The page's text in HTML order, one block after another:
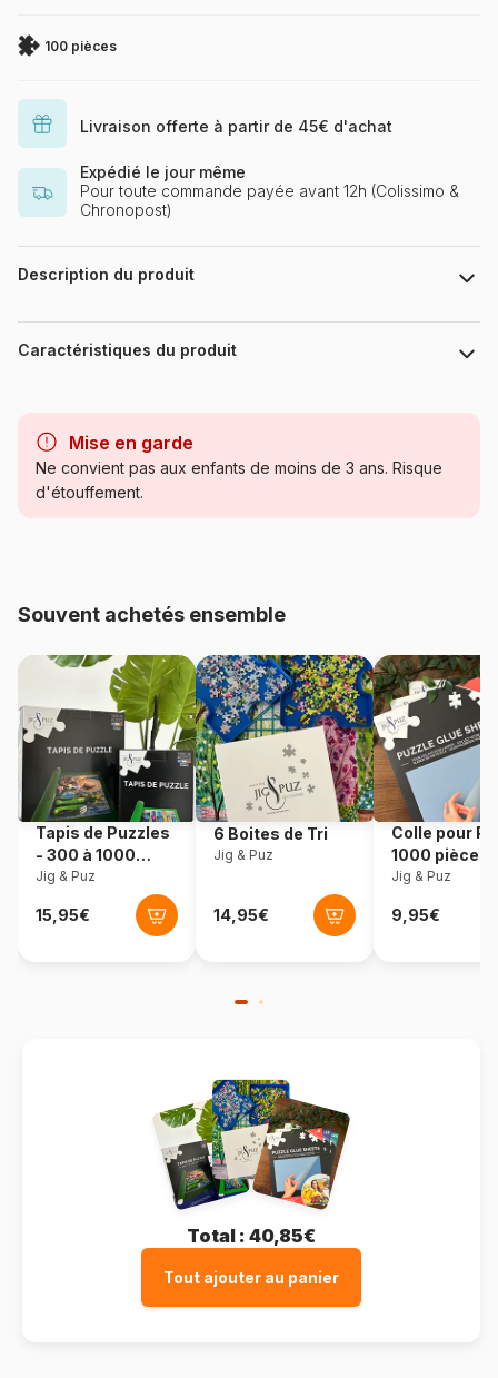
100 pièces
Livraison offerte à partir de 45€ d'achat
Expédié le jour même
Pour toute commande payée avant 12h (Colissimo &
Chronopost)
Description du produit
Disney Zootopia
Caractéristiques du produit
Catégorie
Trefl-16523
EAN 5900511165234
Nombre de pièces 100 pièces
Dimensions 41 x 27 cm
Mise en garde
Ne convient pas aux enfants de moins de 3 ans. Risque
d'étouffement.
Souvent achetés ensemble
Tapis de Puzzles
- 300 à 1000
pièces
Jig & Puz
6 Boites de Tri
Jig & Puz
Colle pour
1000 pièces
Jig & Puz
Total : 40,85€
Tout ajouter au panier